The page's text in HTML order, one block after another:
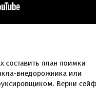
план поимки
внедорожника или
Верни